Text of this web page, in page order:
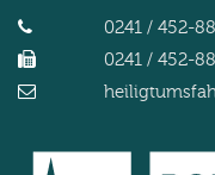
0241 / 452-
0241 / 452-